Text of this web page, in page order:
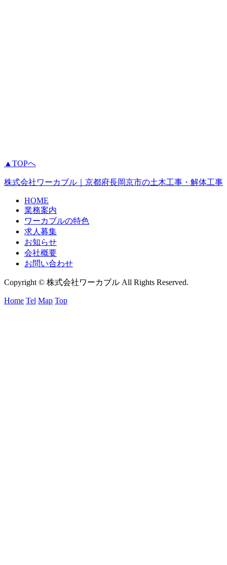
▲TOPへ
株式会社ワーカブル｜京都府長岡京市の土木工事・解体工事
HOME
業務案内
ワーカブルの特色
求人募集
お知らせ
会社概要
お問い合わせ
Copyright © 株式会社ワーカブル All Rights Reserved.
Home Tel Map Top